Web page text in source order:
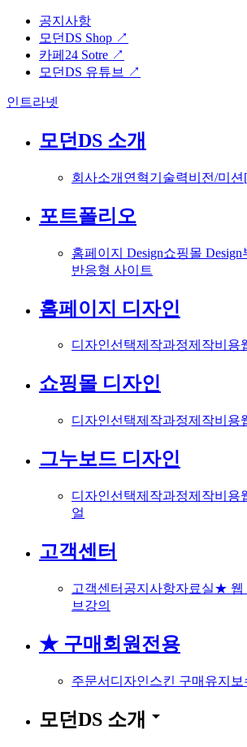
공지사항
모던DS Shop ↗
카페24 Sotre ↗
모던DS 유튜브 ↗
인트라넷
모던DS 소개
회사소개 연혁기술력비전/미션
포트폴리오
홈페이지 Design쇼핑몰 Design
반응형 사이트
홈페이지 디자인
디자인선택제작과정제작비용
쇼핑몰 디자인
디자인선택제작과정제작비용
그누보드 디자인
디자인선택제작과정제작비용
얼
고객센터
고객센터 공지사항자료실★ 웹
브강의
★ 구매회원전용
주문서 디자인스킨 구매 유지보
모던DS 소개 arrow_drop_down